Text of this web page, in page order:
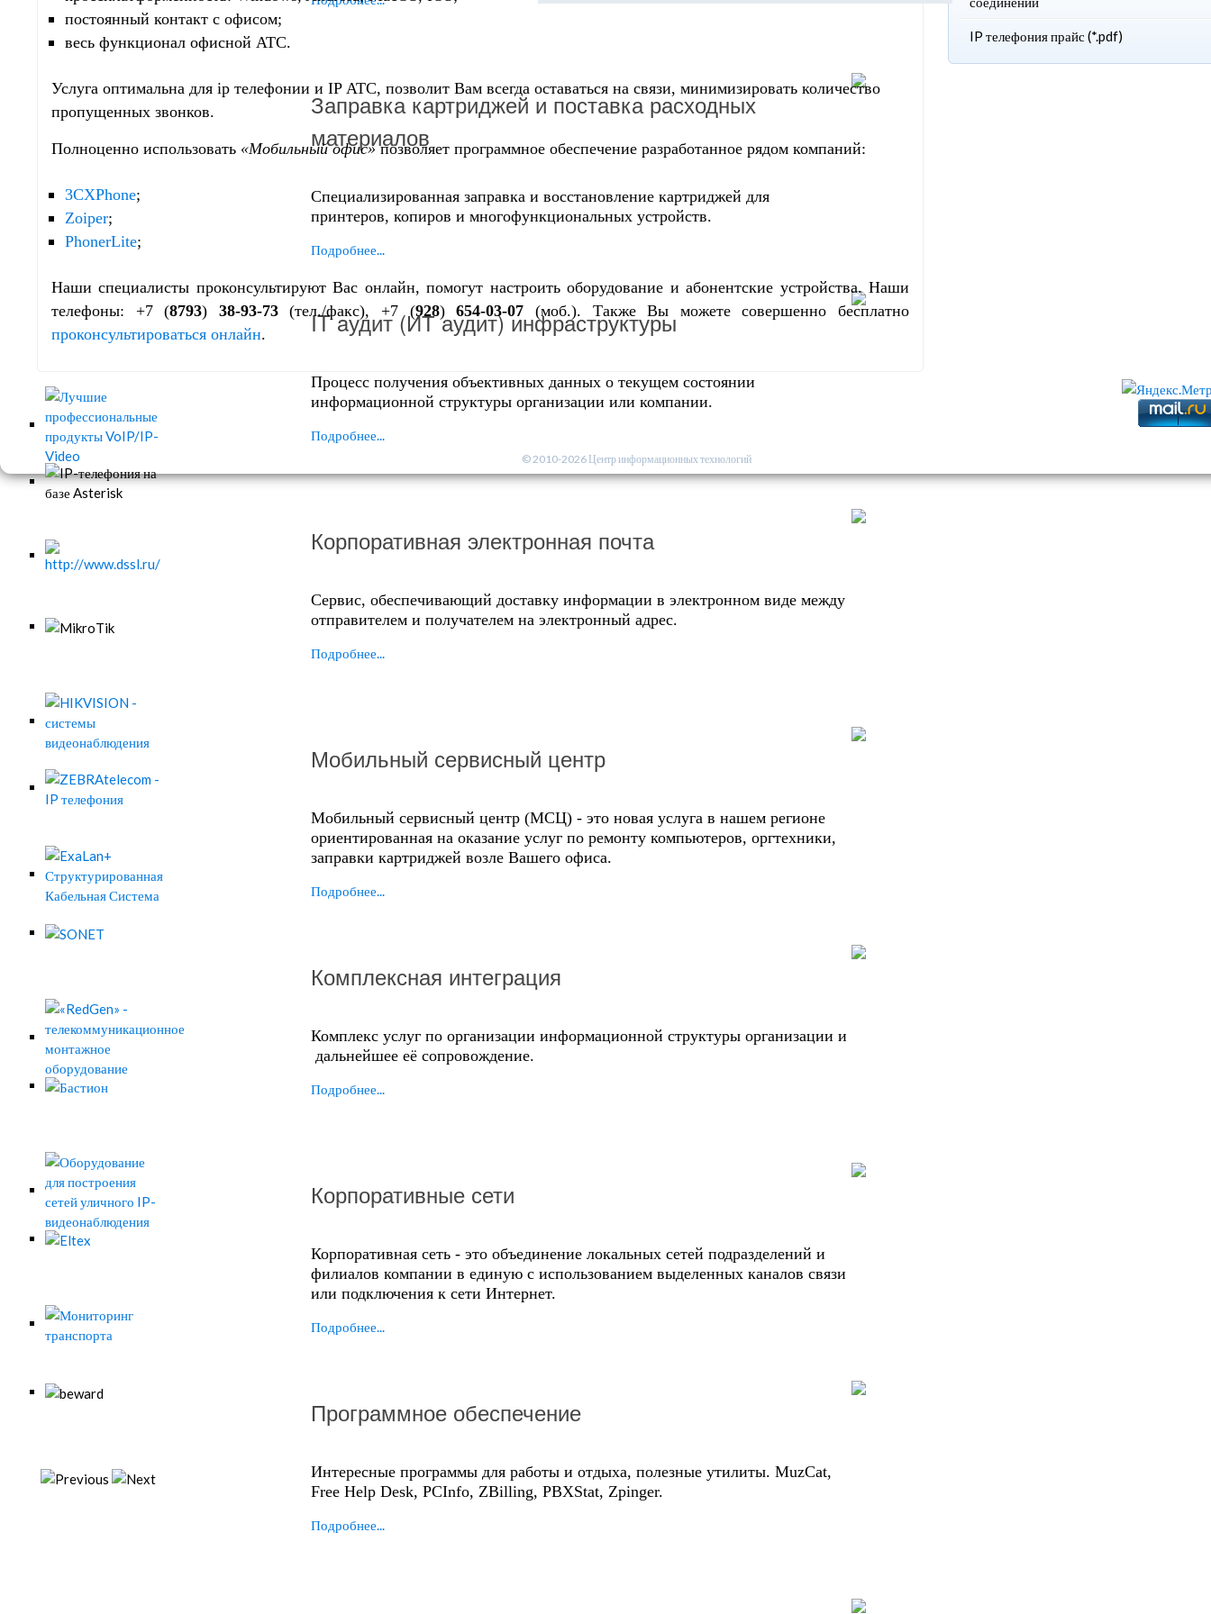
Заправка картриджей и поставка расходных
материалов
Специализированная заправка и восстановление картриджей для
принтеров, копиров и многофункциональных устройств.
Подробнее...
IT aудит (ИТ аудит) инфраструктуры
Процесс получения объективных данных о текущем состоянии
информационной структуры организации или компании.
Подробнее...
Корпоративная электронная почта
Сервис, обеспечивающий доставку информации в электронном виде между
отправителем и получателем на электронный адрес.
Подробнее...
Мобильный сервисный центр
Мобильный сервисный центр (МСЦ) - это новая услуга в нашем регионе
ориентированная на оказание услуг по ремонту компьютеров, оргтехники,
заправки картриджей возле Вашего офиса.
Подробнее...
Комплексная интеграция
Комплекс услуг по организации информационной структуры организации и
дальнейшее её сопровождение.
Подробнее...
Корпоративные сети
Корпоративная сеть - это объединение локальных сетей подразделений и
филиалов компании в единую с использованием выделенных каналов связи
или подключения к сети Интернет.
Подробнее...
Программное обеспечение
Интересные программы для работы и отдыха, полезные утилиты. MuzCat,
Free Help Desk, PCInfo, ZBilling, PBXStat, Zpinger.
Подробнее...
постоянный контакт с офисом;
весь функционал офисной АТС.
Услуга оптимальна для ip телефонии и IP АТС, позволит Вам всегда оставаться на связи, минимизировать количество
пропущенных звонков.
Полноценно использовать «Мобильный офис»позволяет программное обеспечение разработанное рядом компаний:
3CXPhone;
Zoiper;
PhonerLite;
Наши специалисты проконсультируют Вас онлайн, помогут настроить оборудование и абонентские устройства. Наши
телефоны: +7 (8793) 38-93-73(тел./факс), +7 (928)654-03-07 (моб.). Также Вы можете совершенно бесплатно
проконсультироваться онлайн.
IP телефония прайс (*.pdf)
© 2010-2026 Центр информационных технологий